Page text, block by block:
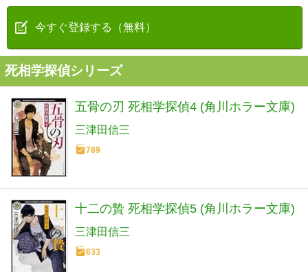
今すぐ登録する（無料）
死相学探偵シリーズ
五骨の刃 死相学探偵4 (角川ホラー文庫)
三津田信三
789
十二の贄 死相学探偵5 (角川ホラー文庫)
三津田信三
633